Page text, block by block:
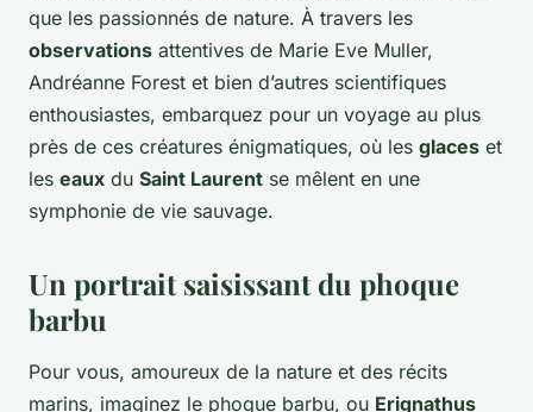
que les passionnés de nature. À travers les
observations attentives de Marie Eve Muller,
Andréanne Forest et bien d’autres scientifiques
enthousiastes, embarquez pour un voyage au plus
près de ces créatures énigmatiques, où les glaces et
les eaux du Saint Laurent se mêlent en une
symphonie de vie sauvage.
Un portrait saisissant du phoque
barbu
Pour vous, amoureux de la nature et des récits
marins, imaginez le phoque barbu, ou Erignathus